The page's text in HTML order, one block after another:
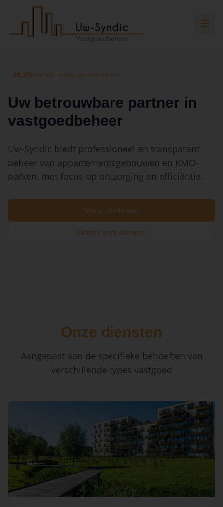
Spring naar hoofdinhoud
Spring naar hoofdinhoud
80,2% van de klanten beveelt ons aan
Uw betrouwbare partner in
vastgoedbeheer
Uw-Syndic biedt professioneel en transparant
beheer van appartementsgebouwen en KMO-
parken, met focus op ontzorging en efficiëntie.
Vraag offerte aan
Ontdek onze diensten
Onze diensten
Aangepast aan de specifieke behoeften van
verschillende types vastgoed